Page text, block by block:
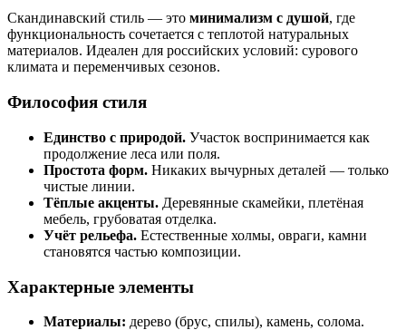
Скандинавский стиль — это минимализм с душой, где
функциональность сочетается с теплотой натуральных
материалов. Идеален для российских условий: сурового
климата и переменчивых сезонов.
Философия стиля
Единство с природой. Участок воспринимается как
продолжение леса или поля.
Простота форм. Никаких вычурных деталей — только
чистые линии.
Тёплые акценты. Деревянные скамейки, плетёная
мебель, грубоватая отделка.
Учёт рельефа. Естественные холмы, овраги, камни
становятся частью композиции.
Характерные элементы
Материалы: дерево (брус, спилы), камень, солома.